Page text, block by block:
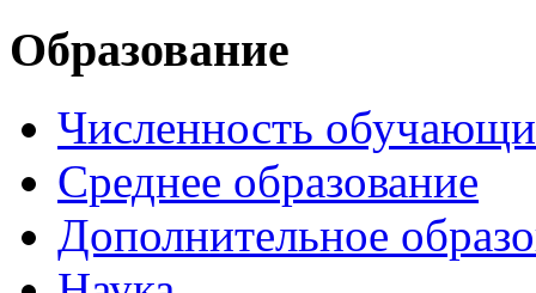
Образование
Численность
Среднее образование
Дополнительное